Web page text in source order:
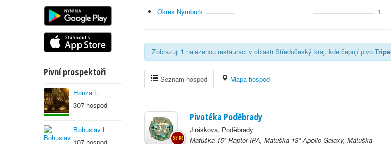
Pivní prospektoři
Honza L.
307 hospod
Bohuslav L.
Okres Nymburk 1
Zobrazuji 1 nalezenou restauraci v oblasti Středočeský kraj, kde čepují pivo
Seznam hospod Mapa hospod
Pivotéka Poděbrady
Jiráskova, Poděbrady
Matuška 15° Raptor IPA, Matuška 13° Apollo Galaxy, Matuška
55 Kč